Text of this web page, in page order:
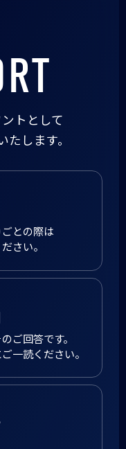
トとして
します。
との際は
さい。
ご回答です。
一読ください。